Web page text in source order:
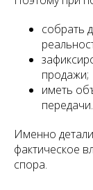
собрать
продажи;
иметь
передачи.
Именно
фактическое
спора.